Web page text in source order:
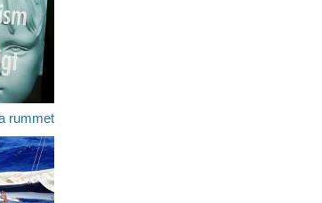
rummet